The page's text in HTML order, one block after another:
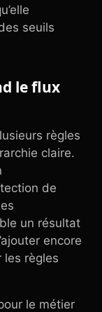
seuils
le flux
règles
claire.
de
un résultat
encore
les règles
le métier